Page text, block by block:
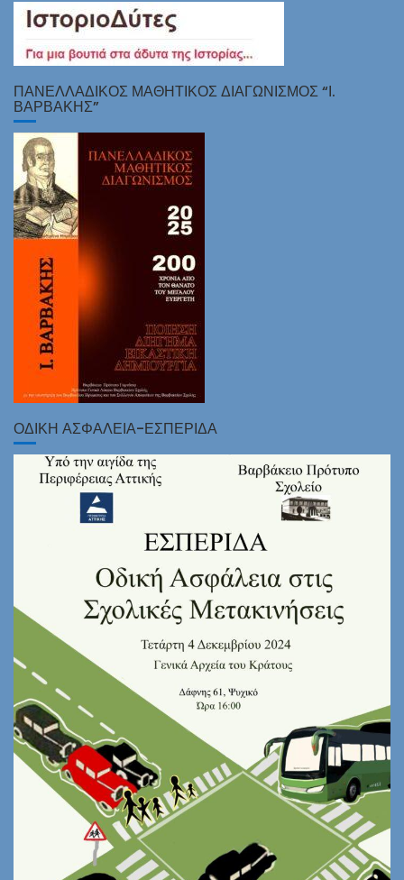
ΠΑΝΕΛΛΑΔΙΚΌΣ ΜΑΘΗΤΙΚΌΣ ΔΙΑΓΩΝΙΣΜΌΣ “Ι.
ΒΑΡΒΆΚΗΣ”
ΟΔΙΚΗ ΑΣΦΑΛΕΙΑ-ΕΣΠΕΡΙΔΑ